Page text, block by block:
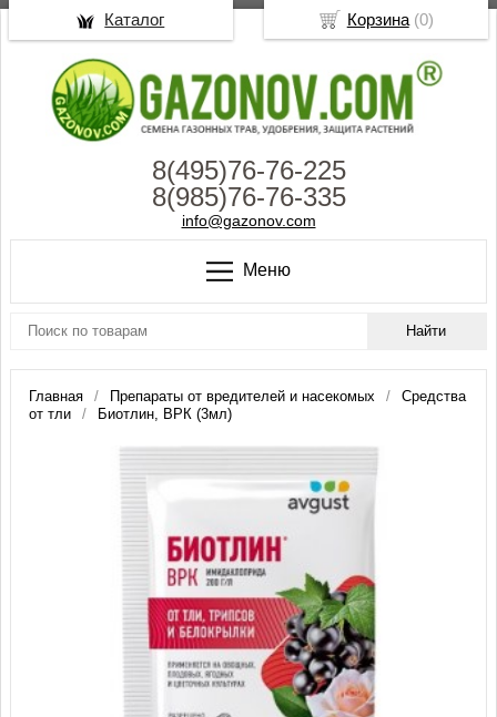
8(495)76-76-225
8(985)76-76-335
info@gazonov.com
Меню
Главная Препараты от вредителей и насекомых
Средства
от тли
Биотлин, ВРК (3мл)
Корзина(0)
Каталог